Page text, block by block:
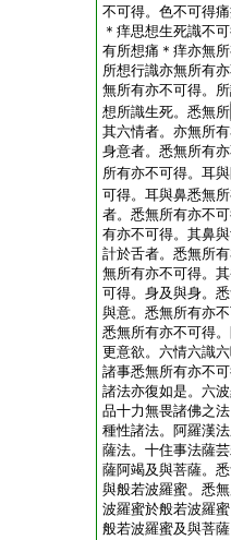
不可得。色不可得
＊痒思想生死識不
有所想痛＊痒亦無
所想行識亦無所有
無所有亦不可得。
想所識生死。悉無所
其六情者。亦無所
身意者。悉無所有
所有亦不可得。耳
可得。耳與鼻悉無
者。悉無所有亦不
有亦不可得。其鼻
計於舌者。悉無所
無所有亦不可得。
可得。身及與身。
與意。悉無所有亦
悉無所有亦不可得
更意欲。六情六識
諸事悉無所有亦不
諸法亦復如是。六
品十力無畏諸佛之
種性諸法。阿羅漢
薩法。十住事法薩
薩阿竭及與菩薩。
與般若波羅蜜。悉
波羅蜜於般若波羅
般若波羅蜜及與菩